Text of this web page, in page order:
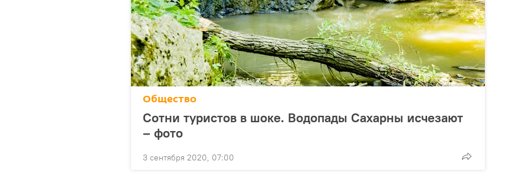
Общество
Сотни туристов в шоке. Водопады Сахарны исчезают
– фото
3 сентября 2020, 07:00